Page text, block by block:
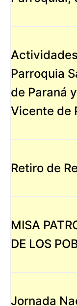
Parroquia
de Paraná
Vicente de
Retiro de
MISA
DE LOS
Jornada